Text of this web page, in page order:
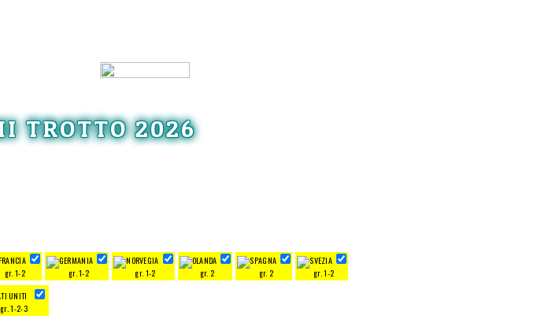
TROTTO 2026
gr. 1-2 gr. 1-2 gr. 1-2 gr. 2 gr. 2 gr. 1-2
gr. 1-2-3